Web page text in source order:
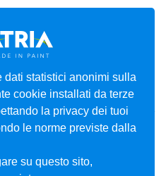
dati statistici anonimi sulla
cookie installati da terze
la privacy dei tuoi
le norme previste dalla
su questo sito,
CONTATTI
BOX
ATRIA S.r.l. - Pitture e vernici
e l’industria